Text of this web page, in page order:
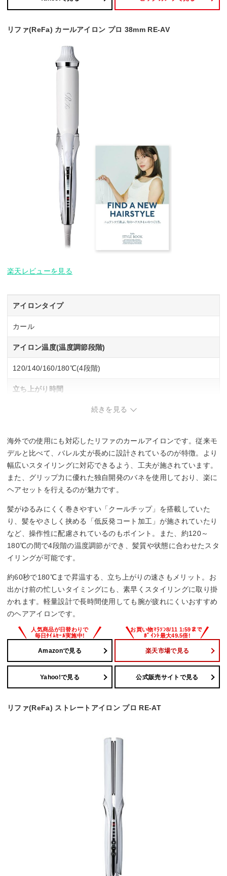
リファ(ReFa) カールアイロン プロ 38mm RE-AV
楽天レビューを見る
アイロンタイプ
カール
アイロン温度(温度調節段階)
120/140/160/180℃(4段階)
立ち上がり時間
◯
海外対応
◯
重量
約390g(電源コード含む)
続きを見る
海外での使用にも対応したリファのカールアイロンです。従来モ
デルと比べて、バレル丈が長めに設計されているのが特徴。より
幅広いスタイリングに対応できるよう、工夫が施されています。
また、グリップ力に優れた独自開発のバネを使用しており、楽に
ヘアセットを行えるのが魅力です。
髪がゆるみにくく巻きやすい「クールチップ」を搭載していた
り、髪をやさしく挟める「低反発コート加工」が施されていたり
など、操作性に配慮されているのもポイント。また、約120～
180℃の間で4段階の温度調節ができ、髪質や状態に合わせたスタ
イリングが可能です。
約60秒で180℃まで昇温する、立ち上がりの速さもメリット。お
出かけ前の忙しいタイミングにも、素早くスタイリングに取り掛
かれます。軽量設計で長時間使用しても腕が疲れにくいおすすめ
のヘアアイロンです。
Amazonで見る 楽天市場で見る
Yahoo!で見る 公式販売サイトで見る
リファ(ReFa) ストレートアイロン プロ RE-AT